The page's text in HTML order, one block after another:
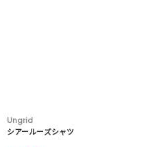
Ungrid
シアールーズシャツ